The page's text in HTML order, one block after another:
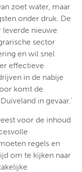
zoet water, maar
onder druk. De
leverde nieuwe
sector
en wil snel
effectieve
in de nabije
komt de
in gevaar.’
voor de inhoud
regels en
om te kijken naar